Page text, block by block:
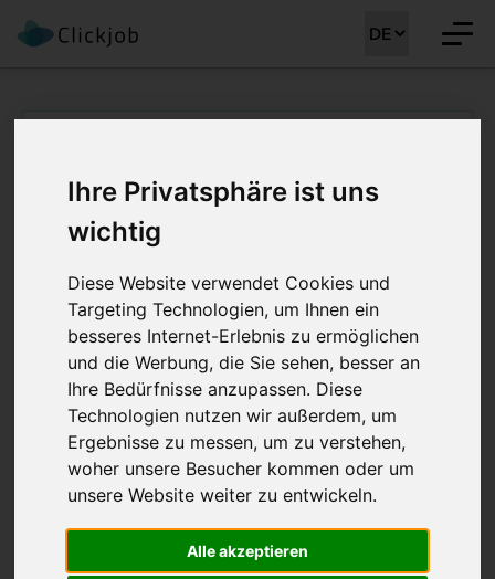
Ihre Privatsphäre ist uns
wichtig
Diese Website verwendet Cookies und
Targeting Technologien, um Ihnen ein
besseres Internet-Erlebnis zu ermöglichen
und die Werbung, die Sie sehen, besser an
Ihre Bedürfnisse anzupassen. Diese
Technologien nutzen wir außerdem, um
Ergebnisse zu messen, um zu verstehen,
woher unsere Besucher kommen oder um
unsere Website weiter zu entwickeln.
Alle akzeptieren
Radiologie (m/w/d) -
Bewerben
Stellenreferenz:CLJ-MM 40174 Region:Mittelland
Bitte bewerben Sie sich nur auf eine Stelle! Wir
aktuellen Möglichkeiten.